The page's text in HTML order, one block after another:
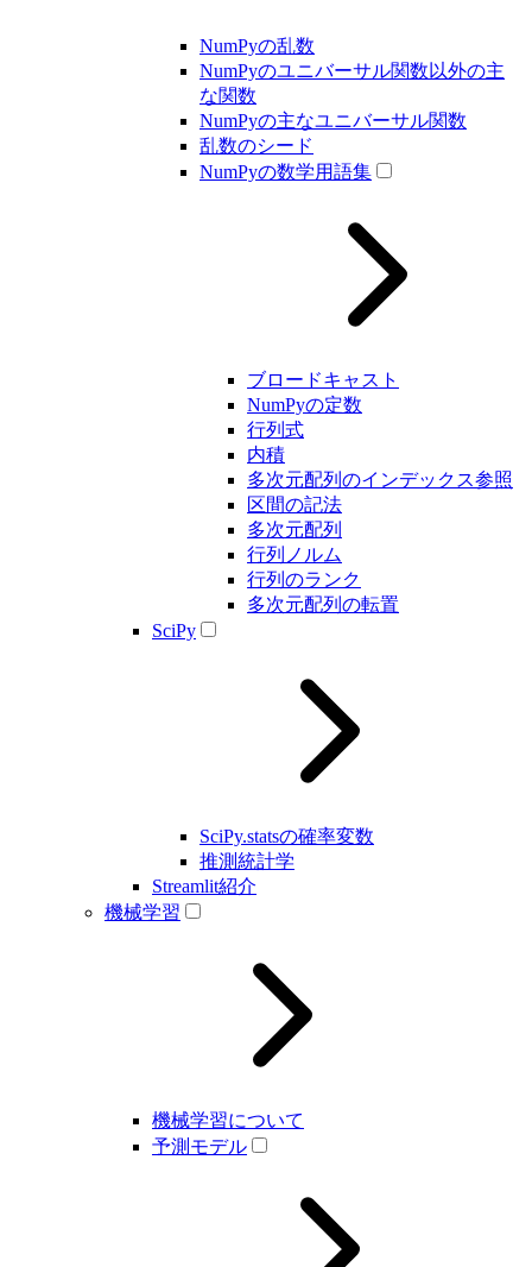
NumPyの乱数
NumPyのユニバーサル関数以外の主
な関数
NumPyの主なユニバーサル関数
乱数のシード
NumPyの数学用語集
ブロードキャスト
NumPyの定数
行列式
内積
多次元配列のインデックス参照
区間の記法
多次元配列
行列ノルム
行列のランク
多次元配列の転置
SciPy
SciPy.statsの確率変数
推測統計学
Streamlit紹介
機械学習
機械学習について
予測モデル